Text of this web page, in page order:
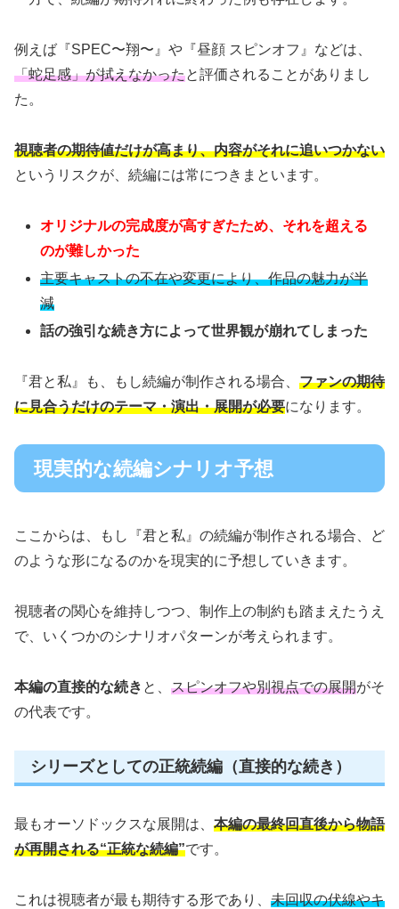
例えば『SPEC〜翔〜』や『昼顔 スピンオフ』などは、
「蛇足感」が拭えなかったと評価されることがありまし
た。
視聴者の期待値だけが高まり、内容がそれに追いつかない
というリスクが、続編には常につきまといます。
オリジナルの完成度が高すぎたため、それを超える
のが難しかった
主要キャストの不在や変更により、作品の魅力が半
減
話の強引な続き方によって世界観が崩れてしまった
『君と私』も、もし続編が制作される場合、 ファンの期待
に見合うだけのテーマ・演出・展開が必要になります。
現実的な続編シナリオ予想
ここからは、もし『君と私』の続編が制作される場合、ど
のような形になるのかを現実的に予想していきます。
視聴者の関心を維持しつつ、制作上の制約も踏まえたうえ
で、いくつかのシナリオパターンが考えられます。
本編の直接的な続き と、 スピンオフや別視点での展開がそ
の代表です。
シリーズとしての正統続編（直接的な続き）
最もオーソドックスな展開は、 本編の最終回直後から物語
が再開される“正統な続編”です。
これは視聴者が最も期待する形であり、 未回収の伏線やキ